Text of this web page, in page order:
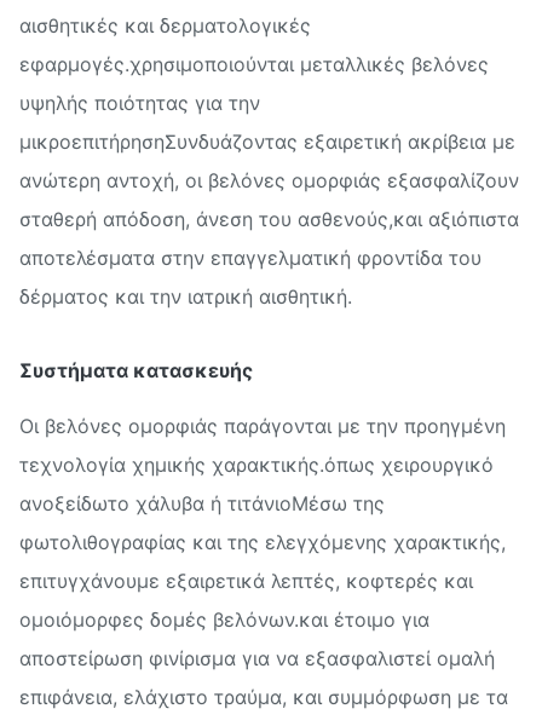
αισθητικές και δερματολογικές
εφαρμογές.χρησιμοποιούνται μεταλλικές βελόνες
υψηλής ποιότητας για την
μικροεπιτήρησηΣυνδυάζοντας εξαιρετική ακρίβεια με
ανώτερη αντοχή, οι βελόνες ομορφιάς εξασφαλίζουν
σταθερή απόδοση, άνεση του ασθενούς,και αξιόπιστα
αποτελέσματα στην επαγγελματική φροντίδα του
δέρματος και την ιατρική αισθητική.
Συστήματα κατασκευής
Οι βελόνες ομορφιάς παράγονται με την προηγμένη
τεχνολογία χημικής χαρακτικής.όπως χειρουργικό
ανοξείδωτο χάλυβα ή τιτάνιοΜέσω της
φωτολιθογραφίας και της ελεγχόμενης χαρακτικής,
επιτυγχάνουμε εξαιρετικά λεπτές, κοφτερές και
ομοιόμορφες δομές βελόνων.και έτοιμο για
αποστείρωση φινίρισμα για να εξασφαλιστεί ομαλή
επιφάνεια, ελάχιστο τραύμα, και συμμόρφωση με τα